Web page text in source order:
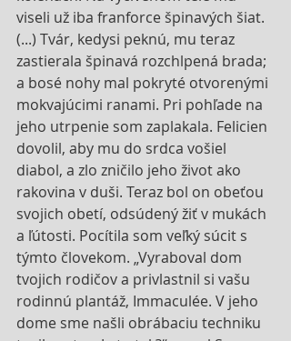
viseli už iba franforce špinavých šiat.
(...) Tvár, kedysi peknú, mu teraz
zastierala špinavá rozchlpená brada;
a bosé nohy mal pokryté otvorenými
mokvajúcimi ranami. Pri pohľade na
jeho utrpenie som zaplakala. Felicien
dovolil, aby mu do srdca vošiel
diabol, a zlo zničilo jeho život ako
rakovina v duši. Teraz bol on obeťou
svojich obetí, odsúdený žiť v mukách
a ľútosti. Pocítila som veľký súcit s
týmto človekom. „Vyraboval dom
tvojich rodičov a privlastnil si vašu
rodinnú plantáž, Immaculée. V jeho
dome sme našli obrábaciu techniku